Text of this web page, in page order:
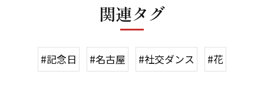
関連タグ
#記念日 #名古屋 #社交ダンス #花